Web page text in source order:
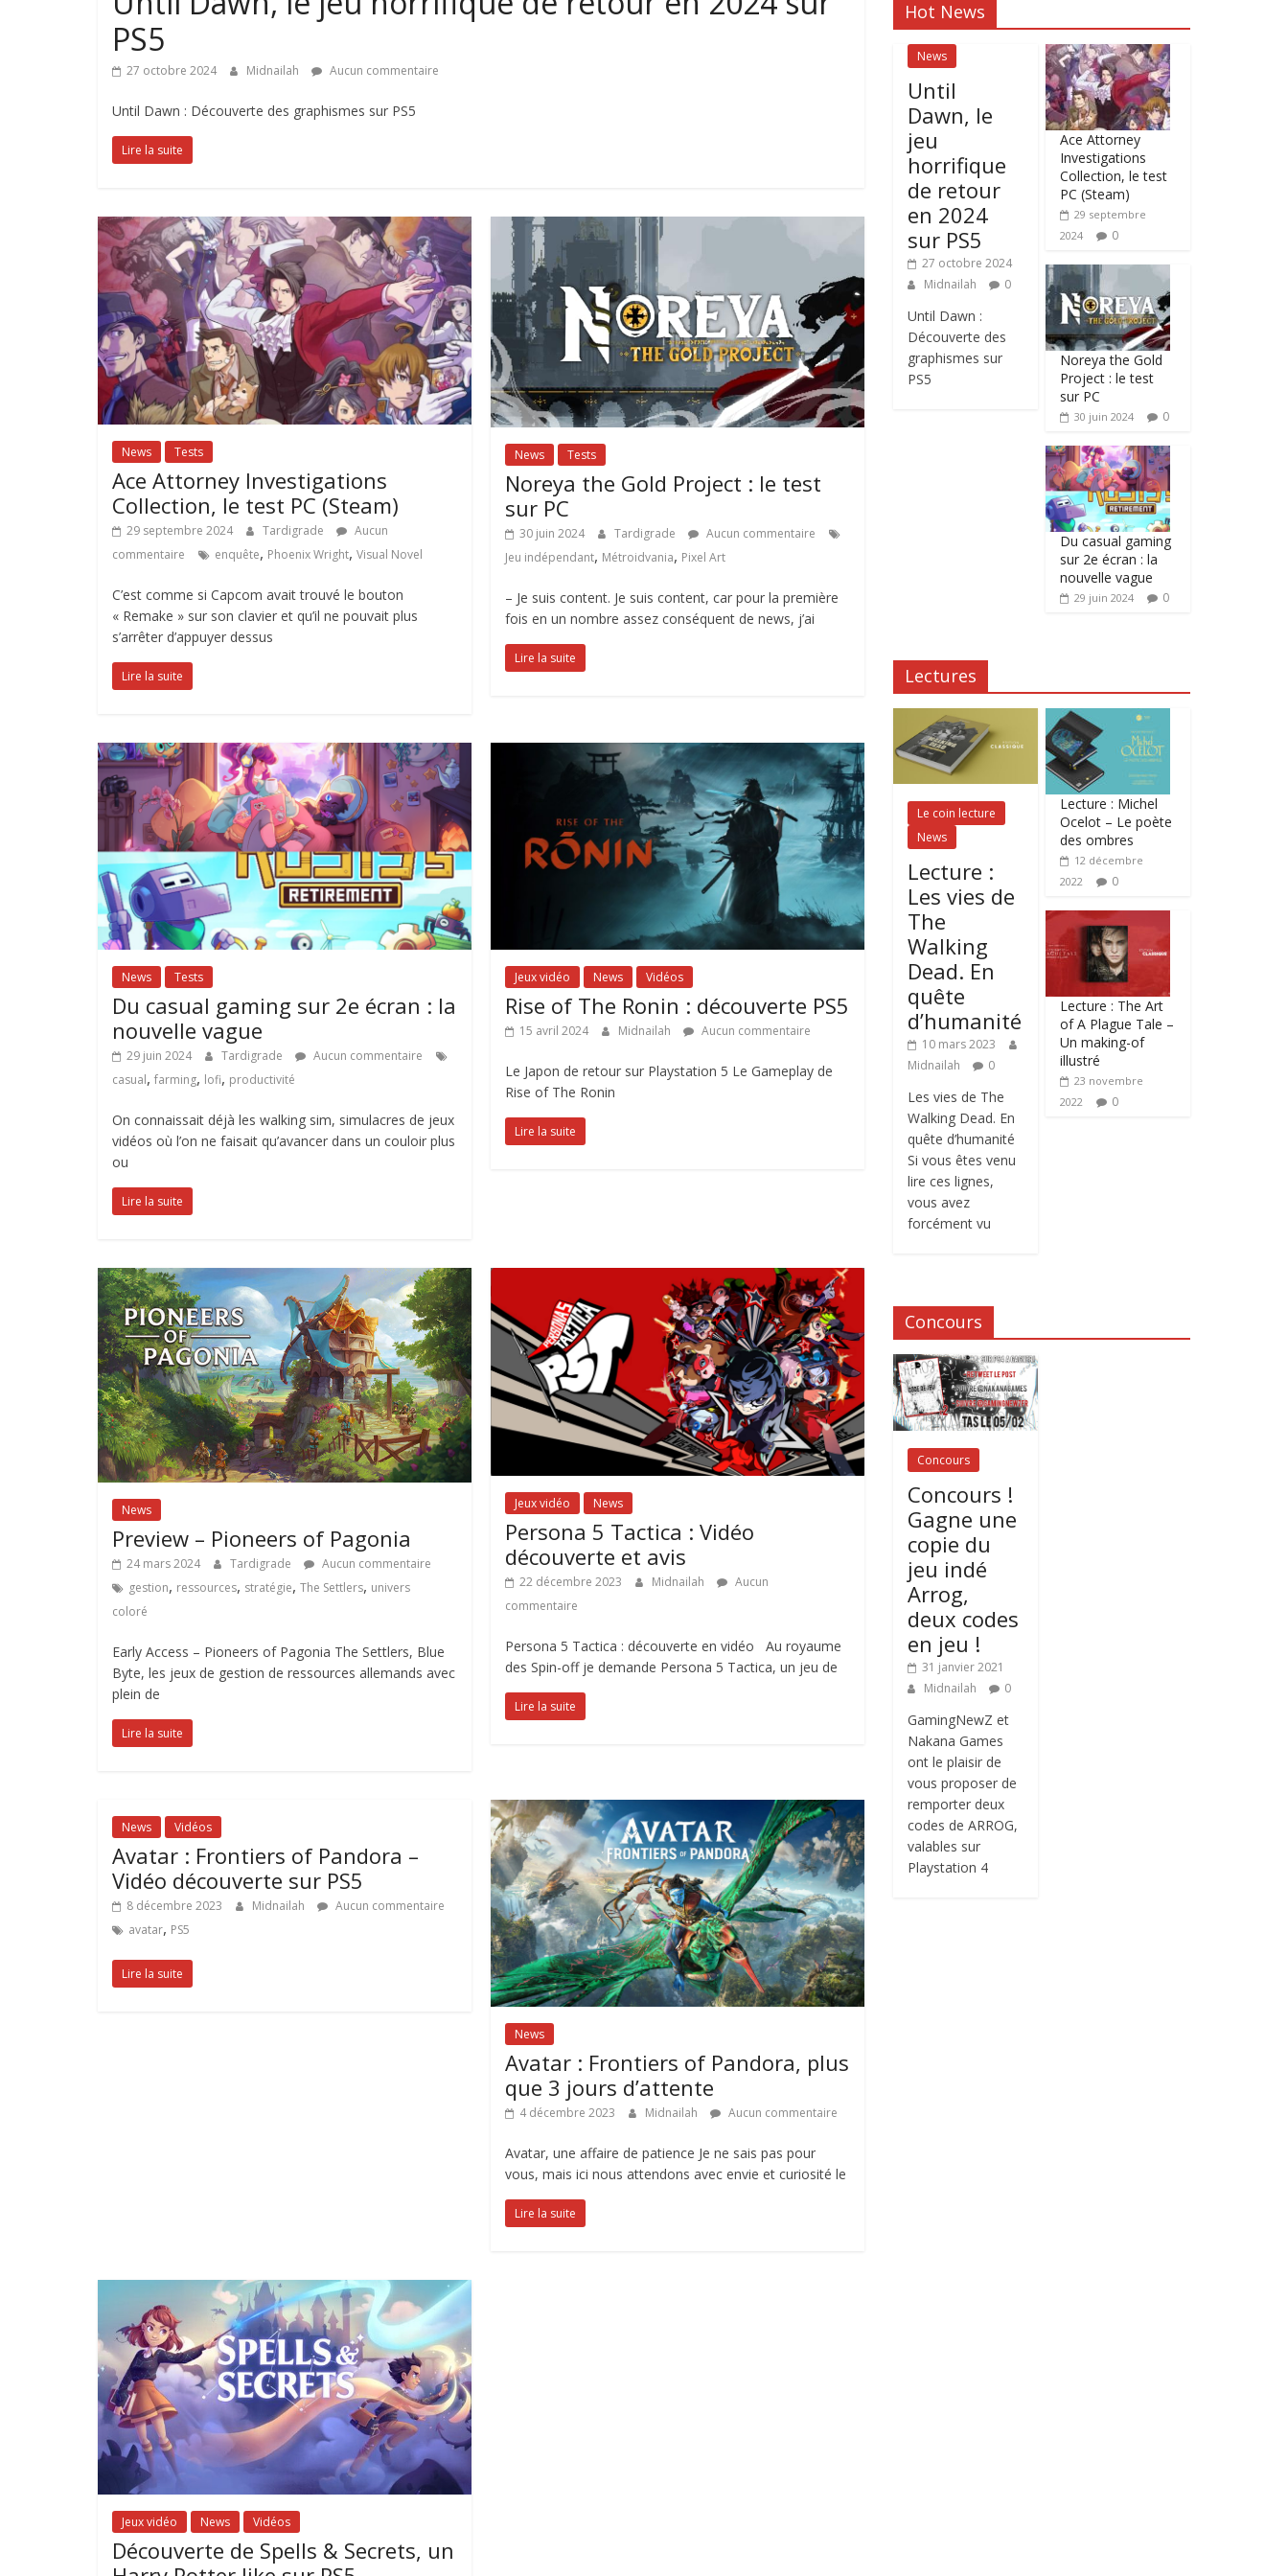
PS5
27 octobre 2024 Midnailah Aucun commentaire
Until Dawn : Découverte des graphismes sur PS5
Lire la suite
News Tests
Ace Attorney Investigations
Collection, le test PC (Steam)
29 septembre 2024 Tardigrade
Aucun
commentaire
enquête, Phoenix Wright, Visual Novel
C’est comme si Capcom avait trouvé le bouton
« Remake » sur son clavier et qu’il ne pouvait plus
s’arrêter d’appuyer dessus
Lire la suite
News Tests
Noreya the Gold Project : le test
sur PC
30 juin 2024 Tardigrade
Aucun commentaire
Jeu indépendant, Métroidvania, Pixel Art
– Je suis content. Je suis content, car pour la première
fois en un nombre assez conséquent de news, j’ai
Lire la suite
News Tests
Du casual gaming sur 2e écran : la
nouvelle vague
29 juin 2024 Tardigrade
Aucun commentaire
casual, farming, lofi, productivité
On connaissait déjà les walking sim, simulacres de jeux
vidéos où l’on ne faisait qu’avancer dans un couloir plus
ou
Lire la suite
Jeux vidéo News Vidéos
Rise of The Ronin : découverte PS5
15 avril 2024 Midnailah Aucun commentaire
Le Japon de retour sur Playstation 5 Le Gameplay de
Rise of The Ronin
Lire la suite
News
Preview – Pioneers of Pagonia
24 mars 2024 Tardigrade
Aucun commentaire
gestion, ressources, stratégie, The Settlers, univers
coloré
Early Access – Pioneers of Pagonia The Settlers, Blue
Byte, les jeux de gestion de ressources allemands avec
plein de
Lire la suite
Jeux vidéo News
Persona 5 Tactica : Vidéo
découverte et avis
22 décembre 2023 Midnailah
Aucun
commentaire
Persona 5 Tactica : découverte en vidéo Au royaume
des Spin-off je demande Persona 5 Tactica, un jeu de
Lire la suite
News Vidéos
Avatar : Frontiers of Pandora –
Vidéo découverte sur PS5
8 décembre 2023 Midnailah
Aucun commentaire
avatar, PS5
Lire la suite
News
Avatar : Frontiers of Pandora, plus
que 3 jours d’attente
4 décembre 2023 Midnailah Aucun commentaire
Avatar, une affaire de patience Je ne sais pas pour
vous, mais ici nous attendons avec envie et curiosité le
Lire la suite
Jeux vidéo News Vidéos
Découverte de Spells & Secrets, un
Hot News
News
Until
Dawn, le
jeu
horrifique
de retour
en 2024
sur PS5
27 octobre 2024
Midnailah
0
Until Dawn :
Découverte des
graphismes sur
PS5
Ace Attorney
Investigations
Collection, le test
PC (Steam)
29 septembre
2024
0
Noreya the Gold
Project : le test
sur PC
30 juin 2024 0
Du casual gaming
sur 2e écran : la
nouvelle vague
29 juin 2024 0
Lectures
Le coin lecture
News
Lecture :
Les vies de
The
Walking
Dead. En
quête
d’humanité
10 mars 2023
Midnailah
0
Les vies de The
Walking Dead. En
quête d’humanité
Si vous êtes venu
lire ces lignes,
vous avez
forcément vu
Lecture : Michel
Ocelot – Le poète
des ombres
12 décembre
2022
0
Lecture : The Art
of A Plague Tale –
Un making-of
illustré
23 novembre
2022
0
Concours
Concours
Concours !
Gagne une
copie du
jeu indé
Arrog,
deux codes
en jeu !
31 janvier 2021
Midnailah
0
GamingNewZ et
Nakana Games
ont le plaisir de
vous proposer de
remporter deux
codes de ARROG,
valables sur
Playstation 4